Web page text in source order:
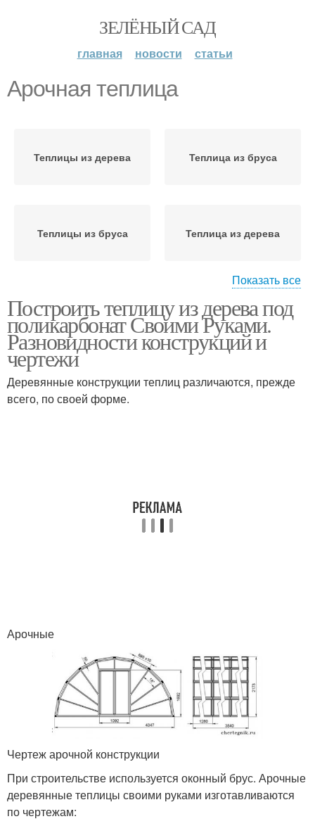
ЗЕЛЁНЫЙ САД
главная новости статьи
Арочная теплица
Теплицы из дерева Теплица из бруса
Теплицы из бруса Теплица из дерева
Деревянная теплица
Показать все
Построить теплицу из дерева под
поликарбонат Своими Руками.
Разновидности конструкций и
чертежи
Деревянные конструкции теплиц различаются, прежде
всего, по своей форме.
Арочные
Чертеж арочной конструкции
При строительстве используется оконный брус. Арочные
деревянные теплицы своими руками изготавливаются
по чертежам: